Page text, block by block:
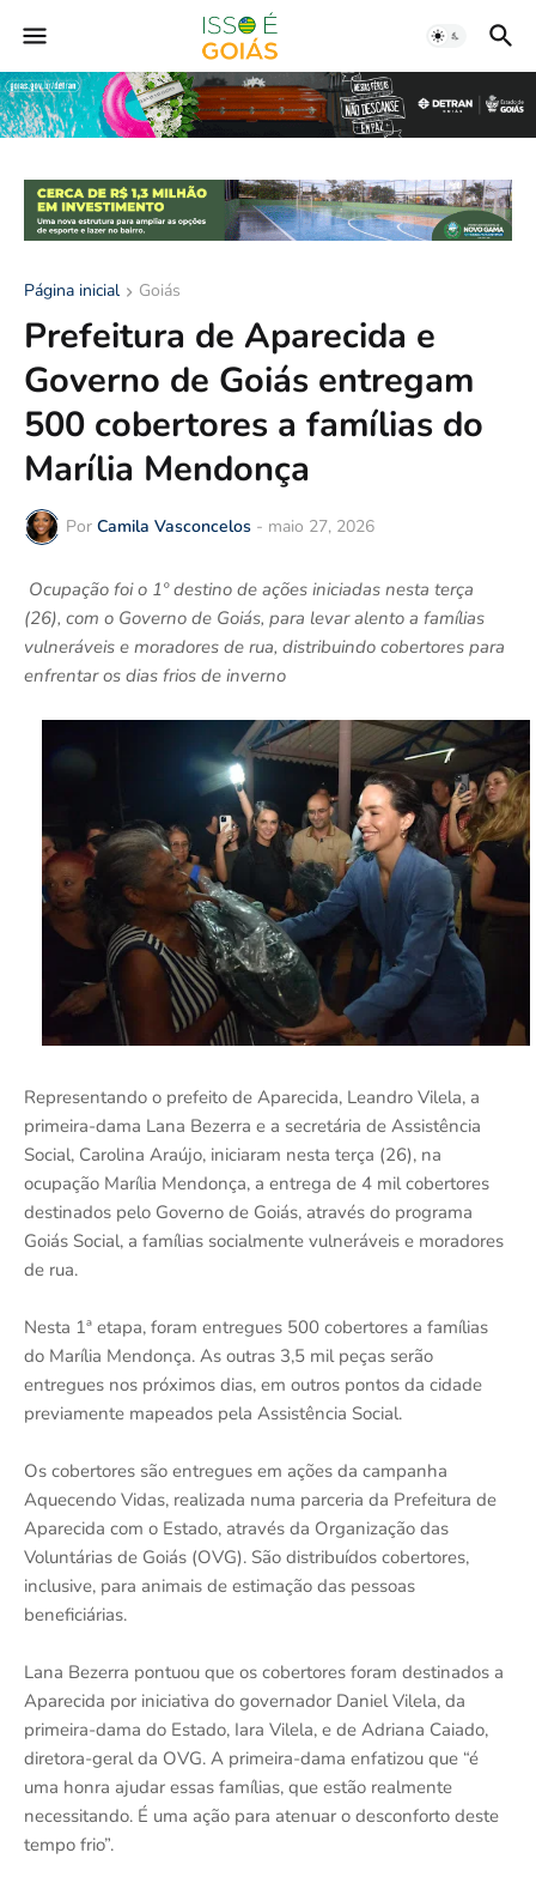
Página inicial Goiás
Prefeitura de Aparecida e
Governo de Goiás entregam
500 cobertores a famílias do
Marília Mendonça
Por Camila Vasconcelos - maio 27, 2026
Ocupação foi o 1º destino de ações iniciadas nesta terça
(26), com o Governo de Goiás, para levar alento a famílias
vulneráveis e moradores de rua, distribuindo cobertores para
enfrentar os dias frios de inverno
Representando o prefeito de Aparecida, Leandro Vilela, a
primeira-dama Lana Bezerra e a secretária de Assistência
Social, Carolina Araújo, iniciaram nesta terça (26), na
ocupação Marília Mendonça, a entrega de 4 mil cobertores
destinados pelo Governo de Goiás, através do programa
Goiás Social, a famílias socialmente vulneráveis e moradores
de rua.
Nesta 1ª etapa, foram entregues 500 cobertores a famílias
do Marília Mendonça. As outras 3,5 mil peças serão
entregues nos próximos dias, em outros pontos da cidade
previamente mapeados pela Assistência Social.
Os cobertores são entregues em ações da campanha
Aquecendo Vidas, realizada numa parceria da Prefeitura de
Aparecida com o Estado, através da Organização das
Voluntárias de Goiás (OVG). São distribuídos cobertores,
inclusive, para animais de estimação das pessoas
beneficiárias.
Lana Bezerra pontuou que os cobertores foram destinados a
Aparecida por iniciativa do governador Daniel Vilela, da
primeira-dama do Estado, Iara Vilela, e de Adriana Caiado,
diretora-geral da OVG. A primeira-dama enfatizou que “é
uma honra ajudar essas famílias, que estão realmente
necessitando. É uma ação para atenuar o desconforto deste
tempo frio”.